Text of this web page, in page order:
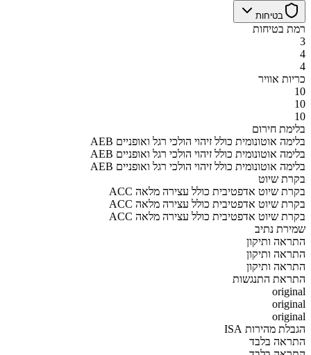
בטיחות
רמת בטיחות
3
4
4
כריות אוויר
10
10
10
בלימת חירום
AEB בלימה אוטונומית כולל זיהוי הולכי רגל ואופניים
AEB בלימה אוטונומית כולל זיהוי הולכי רגל ואופניים
AEB בלימה אוטונומית כולל זיהוי הולכי רגל ואופניים
בקרת שיוט
ACC בקרת שיוט אדפטיבית כולל עצירה מלאה
ACC בקרת שיוט אדפטיבית כולל עצירה מלאה
ACC בקרת שיוט אדפטיבית כולל עצירה מלאה
שמירת נתיב
התראה ותיקון
התראה ותיקון
התראה ותיקון
התראת התנגשות
original
original
original
הגבלת מהירות ISA
התראה בלבד